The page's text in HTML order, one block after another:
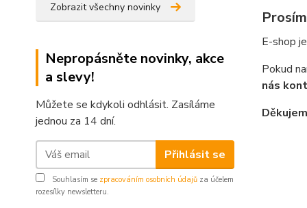
Zobrazit všechny novinky
Nepropásněte novinky, akce
a slevy!
Můžete se kdykoli odhlásit. Zasíláme
jednou za 14 dní.
Přihlásit se
Souhlasím se zpracováním osobních údajů za účelem
rozesílky newsletteru.
E-shop
Pokud
nás